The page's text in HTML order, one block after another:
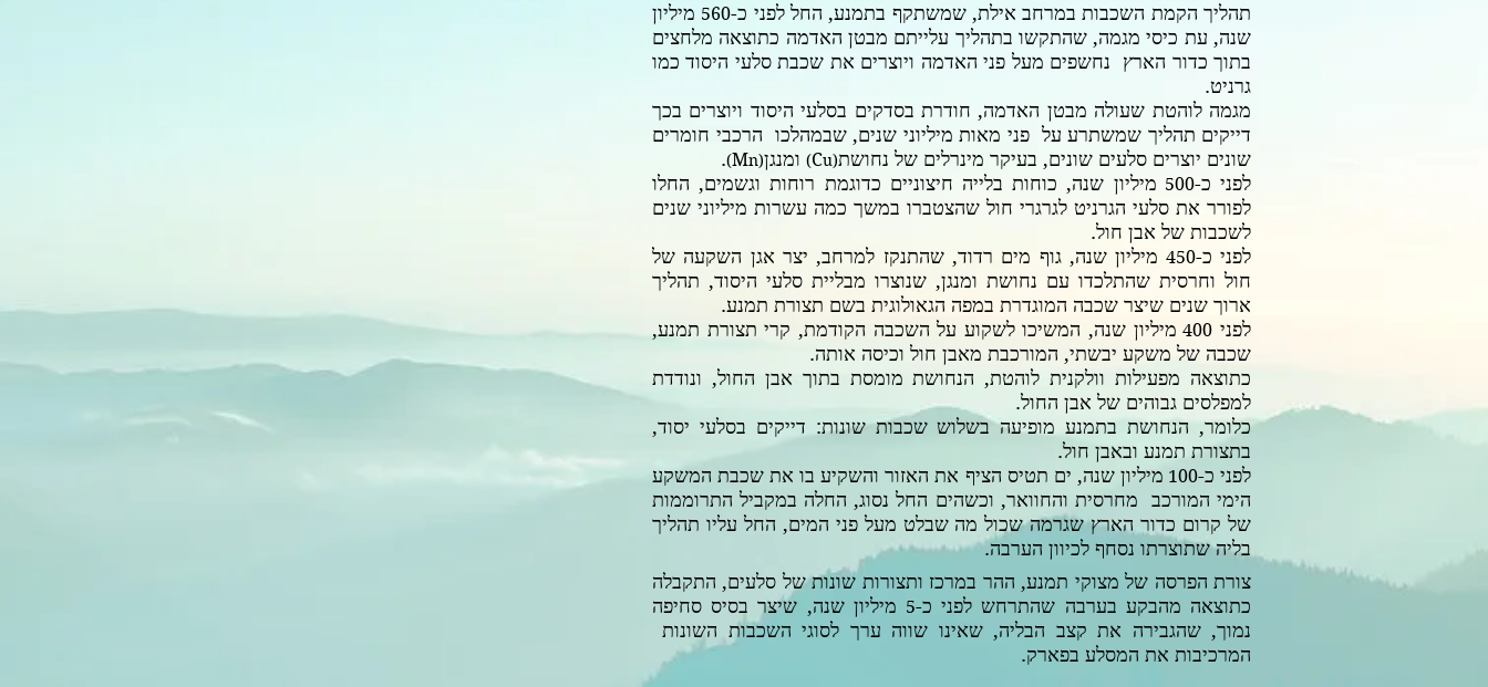
תהליך הקמת השכבות במרחב אילת, שמשתקף בתמנע, החל לפני כ-560 מיליון
שנה, עת כיסי מגמה, שהתקשו בתהליך עלייתם מבטן האדמה כתוצאה מלחצים
בתוך כדור הארץ נחשפים מעל פני האדמה ויוצרים את שכבת סלעי היסוד כמו
גרניט.
מגמה לוהטת שעולה מבטן האדמה, חודרת בסדקים בסלעי היסוד ויוצרים בכך
דייקים תהליך שמשתרע על פני מאות מיליוני שנים, שבמהלכו הרכבי חומרים
שונים יוצרים סלעים שונים, בעיקר מינרלים של נחושת(
Cu) ומנגן(
Mn)
.
לפני כ-500 מיליון שנה, כוחות בלייה חיצוניים כדוגמת רוחות וגשמים, החלו
לפורר את סלעי הגרניט לגרגרי חול שהצטברו במשך כמה עשרות מיליוני שנים
לשכבות של אבן חול.
לפני כ-450 מיליון שנה, גוף מים רדוד, שהתנקז למרחב, יצר אגן השקעה של
חול וחרסית שהתלכדו עם נחושת ומנגן, שנוצרו מבליית סלעי היסוד, תהליך
ארוך שנים שיצר שכבה המוגדרת במפה הגאולוגית בשם תצורת תמנע.
לפני 400 מיליון שנה, המשיכו לשקוע על השכבה הקודמת, קרי תצורת תמנע,
שכבה של משקע יבשתי, המורכבת מאבן חול וכיסה אותה.
כתוצאה מפעילות וולקנית לוהטת, הנחושת מומסת בתוך אבן החול, ונודדת
למפלסים גבוהים של אבן החול.
כלומר, הנחושת בתמנע מופיעה בשלוש שכבות שונות: דייקים בסלעי יסוד,
בתצורת תמנע ובאבן חול.
לפני כ-100 מיליון שנה, ים תטיס הציף את האזור והשקיע בו את שכבת המשקע
הימי המורכב מחרסית והחוואר, וכשהים החל נסוג, החלה במקביל התרוממות
של קרום כדור הארץ שגרמה שכול מה שבלט מעל פני המים, החל עליו תהליך
בליה שתוצרתו נסחף לכיוון הערבה.
צורת הפרסה של מצוקי תמנע, ההר במרכז ותצורות שונות של סלעים, התקבלה
כתוצאה מהבקע בערבה שהתרחש לפני כ-5 מיליון שנה, שיצר בסיס סחיפה
נמוך, שהגבירה את קצב הבליה, שאינו שווה ערך לסוגי השכבות השונות
המרכיבות את המסלע בפארק.